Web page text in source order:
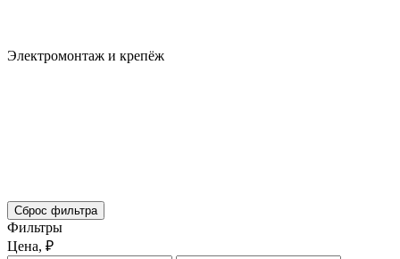
Электромонтаж и крепёж
Сброс фильтра
Фильтры
Цена, ₽